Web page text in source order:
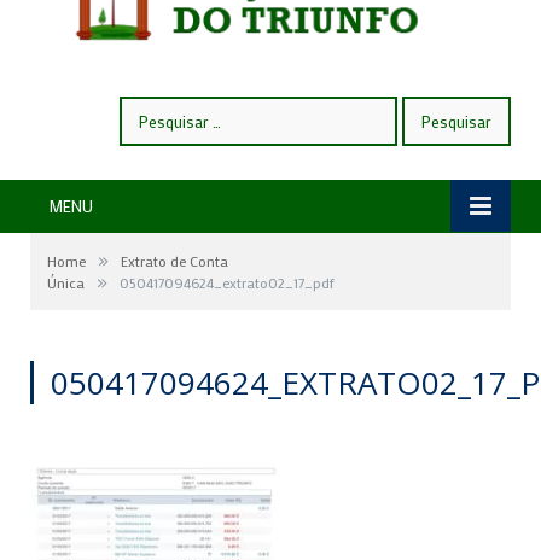
por:
MENU
Home »
Extrato de Conta
Única
» 050417094624_extrato02_17_pdf